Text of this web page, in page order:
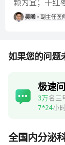
颗为宜；干红
扣减主食。血
吴晞 副主任医
如果您的问题
极速
3万名三
7*24小
全国内分泌